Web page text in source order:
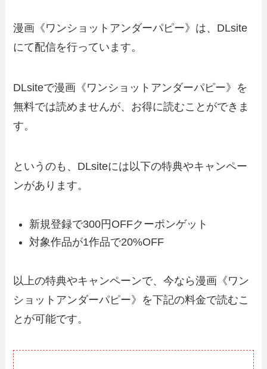
漫画《ワンショットアンダーパピー》は、DLsite
にて配信を行っています。
DLsiteで漫画《ワンショットアンダーパピー》を
無料では読めませんが、お得に読むことができま
す。
というのも、DLsiteには以下の特典やキャンペー
ンがあります。
新規登録で300円OFFクーポンゲット
対象作品が1作品で20%OFF
以上の特典やキャンペーンで、今なら漫画《ワン
ショットアンダーパピー》を下記の料金で読むこ
とが可能です。